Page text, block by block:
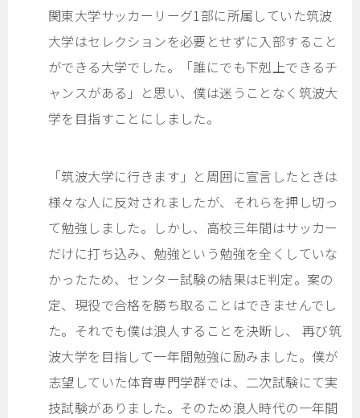
関東大学サッカーリーグ1部に所属していた筑波
大学はセレクションを必要とせずに入部すること
ができる大学でした。「誰にでも下剋上できるチ
ャンスがある」と思い、僕は迷うことなく筑波大
学を目指すことにしました。
「筑波大学に行きます」と周囲に宣言したときは
様々な人に反対されましたが、それらを押し切っ
て勉強しました。しかし、高校三年間はサッカー
だけに打ち込み、勉強という勉強を全くしていな
かったため、センター試験の結果はE判定。案の
定、現役で合格を勝ち取ることはできませんでし
た。それでも僕は浪人することを決断し、 再び筑
波大学を目指して一年間勉強に励みました。僕が
志望していた体育専門学群では、二次試験にて実
技試験がありました。そのため浪人時代の一年間